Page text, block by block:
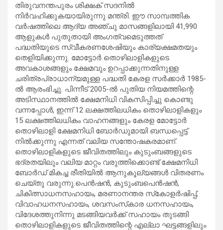
തിരുവനന്തപുരം ശിക്ഷക് സദനിൽ
നിർവഹിക്കുകയായിരുന്നു മന്ത്രി. ഈ സാമ്പത്തിക
വർഷത്തിലെ ആദ്യ അഞ്ചു മാസങ്ങളിലായി 41,990
ആളുകൾ പുതുതായി അംഗത്വമെടുത്തത്
പദ്ധതിയുടെ സ്വീകരണശേഷിയും കാര്യക്ഷമതയും
തെളിയിക്കുന്നു. മോട്ടോർ തൊഴിലാളികളുടെ
അവകാശങ്ങളും ക്ഷേമവും ഉറപ്പാക്കുന്നതിനുള്ള
ചരിത്രപ്രാധാന്യമുള്ള പദ്ധതി കേരള സർക്കാർ 1985-
ൽ ആരംഭിച്ചു. പിന്നീട് 2005-ൽ പുതിയ നിയമത്തിന്റെ
അടിസ്ഥാനത്തിൽ ക്ഷേമനിധി വികസിപ്പിച്ചു കൊണ്ടു
വന്നപ്പോൾ, ഇന്ന് 12 ലക്ഷത്തിലധികം തൊഴിലാളികളും
15 ലക്ഷത്തിലധികം വാഹനങ്ങളും കേരള മോട്ടോർ
തൊഴിലാളി ക്ഷേമനിധി ബോർഡുമായി ബന്ധപ്പെട്ട്
നിൽക്കുന്നു എന്നത് വലിയ സന്തോഷകരമാണ്.
തൊഴിലാളികളുടെ ജീവിതത്തിലും കുടുംബങ്ങളുടെ
ഭദ്രതയിലും വലിയ മാറ്റം വരുത്തിക്കൊണ്ട് ക്ഷേമനിധി
ബോർഡ് മികച്ച രീതിയിൽ ആനുകൂല്യങ്ങൾ വിതരണം
ചെയ്തു വരുന്നു.പെൻഷൻ, കുടുംബപെൻഷൻ,
ചികിത്സാധനസഹായം, മരണാനന്തര സ്‌കോളർഷിപ്പ്,
വിവാഹധനസഹായം, ശവസംസ്‌കാര ധനസഹായം,
വിദേശത്തുനിന്നു മടങ്ങിയവർക്ക് സഹായം തുടങ്ങി
തൊഴിലാളികളുടെ ജീവിതത്തിന്റെ എല്ലാ ഘട്ടങ്ങളിലും